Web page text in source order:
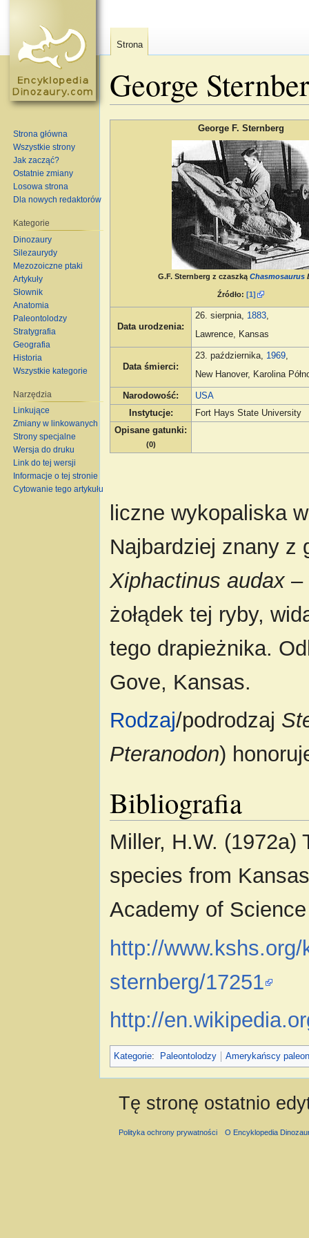
George
George F. Sternberg
G.F. Sternberg z czaszką Chasmosaurus
Źródło: [1]
Data urodzenia:
26. sierpnia, 1883,
Lawrence, Kansas
Data śmierci:
23. października, 1969,
New Hanover, Karolina
Narodowość:
USA
Instytucje:
Fort Hays State University
Opisane gatunki:
(0)
liczne wykopaliska
Najbardziej znany z
Xiphactinus audax –
żołądek tej ryby,
tego drapieżnika.
Gove, Kansas.
Rodzaj/podrodzaj
Pteranodon)
Bibliografia
Miller, H.W. (1972a)
species from
Academy of
http://
sternberg/17251
http://
Kategorie: Paleontolodzy Amerykańscy
Strona
Strona główna
Wszystkie strony
Jak zacząć?
Ostatnie zmiany
Losowa strona
Dla nowych redaktorów
Kategorie
Dinozaury
Silezaurydy
Mezozoiczne ptaki
Artykuły
Słownik
Anatomia
Paleontolodzy
Stratygrafia
Geografia
Historia
Wszystkie kategorie
Narzędzia
Linkujące
Zmiany w linkowanych
Strony specjalne
Wersja do druku
Link do tej wersji
Informacje o tej stronie
Cytowanie tego artykułu
Tę stronę ostatnio
Polityka ochrony prywatności O Encyklopedia